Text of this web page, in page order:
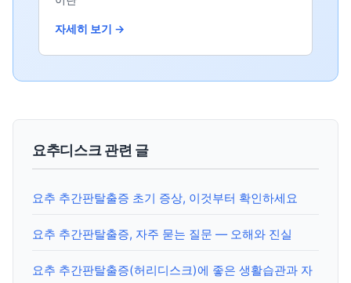
자세히 보기 →
요추디스크 관련 글
요추 추간판탈출증 초기 증상, 이것부터 확인하세요
요추 추간판탈출증, 자주 묻는 질문 — 오해와 진실
요추 추간판탈출증(허리디스크)에 좋은 생활습관과 자